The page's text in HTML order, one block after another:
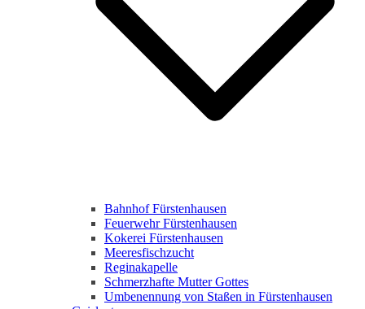
Bahnhof Fürstenhausen
Feuerwehr Fürstenhausen
Kokerei Fürstenhausen
Meeresfischzucht
Reginakapelle
Schmerzhafte Mutter Gottes
Umbenennung von Staßen in Fürstenhausen